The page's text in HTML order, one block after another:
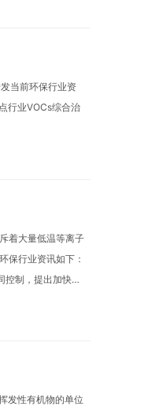
当前环保行业资
行业VOCs综合治
着大量低温等离子
保行业资讯如下：
制，提出加快挥发
发性有机物的单位